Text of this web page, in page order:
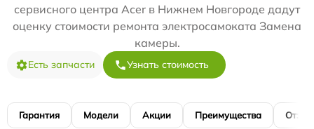
сервисного центра Acer в Нижнем Новгороде дадут
оценку стоимости ремонта электросамоката Замена
камеры.
Есть запчасти Узнать стоимость
Гарантия Модели Акции Преимущества